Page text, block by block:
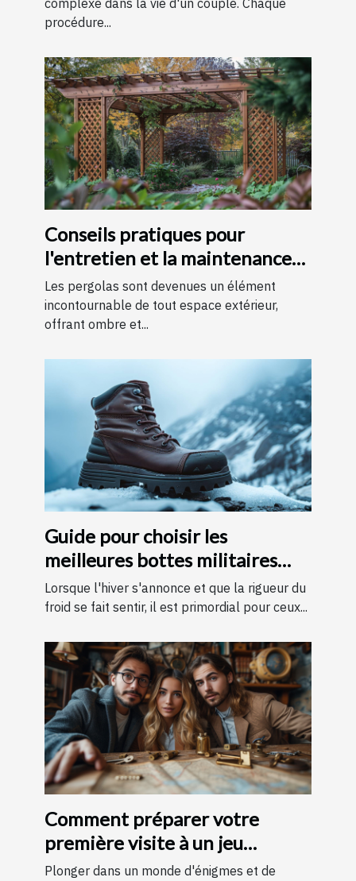
complexe dans la vie d'un couple. Chaque
procédure...
Conseils pratiques pour
l'entretien et la maintenance
des pergolas
Les pergolas sont devenues un élément
incontournable de tout espace extérieur,
offrant ombre et...
Guide pour choisir les
meilleures bottes militaires
pour l'hiver
Lorsque l'hiver s'annonce et que la rigueur du
froid se fait sentir, il est primordial pour ceux...
Comment préparer votre
première visite à un jeu
d'évasion : conseils et astuces
Plonger dans un monde d'énigmes et de